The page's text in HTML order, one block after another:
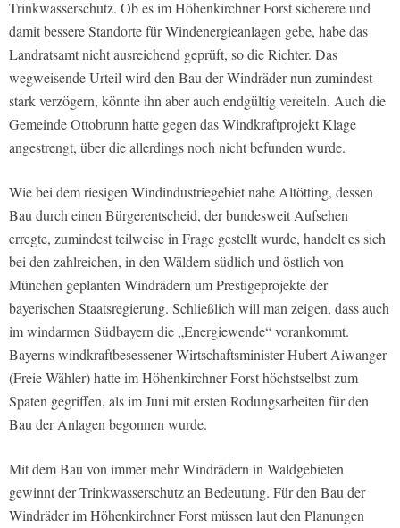
Trinkwasserschutz. Ob es im Höhenkirchner Forst sicherere und
damit bessere Standorte für Windenergieanlagen gebe, habe das
Landratsamt nicht ausreichend geprüft, so die Richter. Das
wegweisende Urteil wird den Bau der Windräder nun zumindest
stark verzögern, könnte ihn aber auch endgültig vereiteln. Auch die
Gemeinde Ottobrunn hatte gegen das Windkraftprojekt Klage
angestrengt, über die allerdings noch nicht befunden wurde.
Wie bei dem riesigen Windindustriegebiet nahe Altötting, dessen
Bau durch einen Bürgerentscheid, der bundesweit Aufsehen
erregte, zumindest teilweise in Frage gestellt wurde, handelt es sich
bei den zahlreichen, in den Wäldern südlich und östlich von
München geplanten Windrädern um Prestigeprojekte der
bayerischen Staatsregierung. Schließlich will man zeigen, dass auch
im windarmen Südbayern die „Energiewende“ vorankommt.
Bayerns windkraftbesessener Wirtschaftsminister Hubert Aiwanger
(Freie Wähler) hatte im Höhenkirchner Forst höchstselbst zum
Spaten gegriffen, als im Juni mit ersten Rodungsarbeiten für den
Bau der Anlagen begonnen wurde.
Mit dem Bau von immer mehr Windrädern in Waldgebieten
gewinnt der Trinkwasserschutz an Bedeutung. Für den Bau der
Windräder im Höhenkirchner Forst müssen laut den Planungen